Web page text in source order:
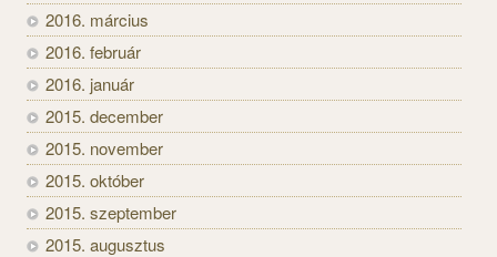
2016. március
2016. február
2016. január
2015. december
2015. november
2015. október
2015. szeptember
2015. augusztus